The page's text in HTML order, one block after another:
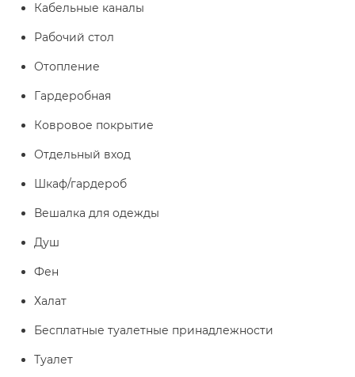
Кабельные каналы
Рабочий стол
Отопление
Гардеробная
Ковровое покрытие
Отдельный вход
Шкаф/гардероб
Вешалка для одежды
Душ
Фен
Халат
Бесплатные туалетные принадлежности
Туалет